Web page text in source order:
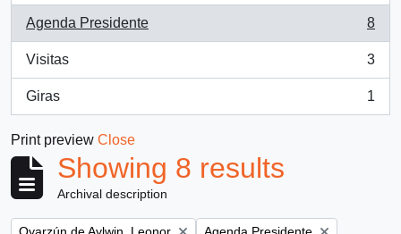
Agenda Presidente
, 8 results
8
Visitas
, 3 results
3
Giras
, 1 results
1
Print preview Close
Showing 8 results
Archival description
Remove filter: Remove filter: